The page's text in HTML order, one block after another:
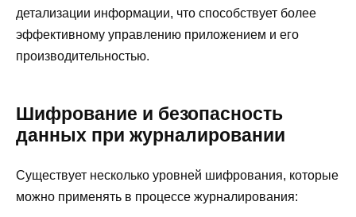
детализации информации, что способствует более
эффективному управлению приложением и его
производительностью.
Шифрование и безопасность
данных при журналировании
Существует несколько уровней шифрования, которые
можно применять в процессе журналирования: